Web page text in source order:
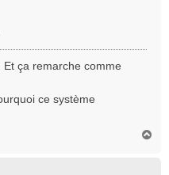
ça remarche comme
ce système